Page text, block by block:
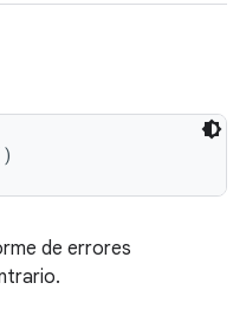
de errores